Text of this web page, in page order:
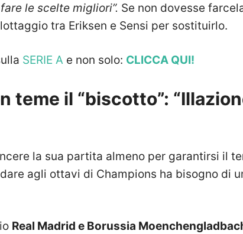
le scelte migliori”. Se non dovesse
tra Eriksen e Sensi per sostituirlo.
SERIE A e non solo: CLICCA QUI!
teme il “biscotto”:
la sua partita almeno per garantirsi il
agli ottavi di Champions ha bisogno di
Real Madrid e Borussia